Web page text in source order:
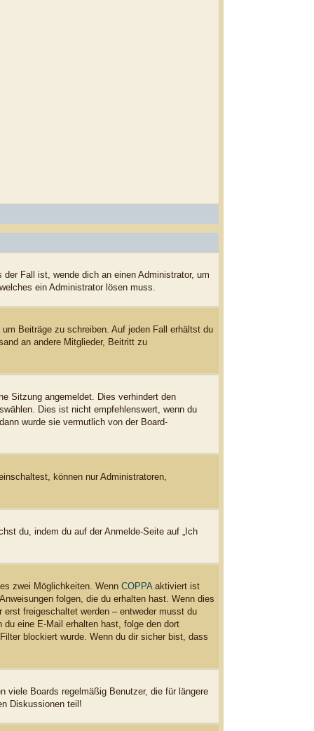
Fall ist, wende dich an einen Administrator, um
ein Administrator lösen muss.
Beiträge zu schreiben. Auf jeden Fall erhältst du
an andere Mitglieder, Beitritt zu
Sitzung angemeldet. Dies verhindert den
Dies ist nicht empfehlenswert, wenn du
wurde sie vermutlich von der Board-
können nur Administratoren,
du, indem du auf der Anmelde-Seite auf „Ich
zwei Möglichkeiten. WennCOPPAaktiviert ist
folgen, die du erhalten hast. Wenn dies
freigeschaltet werden – entweder musst du
eine E-Mail erhalten hast, folge den dort
blockiert wurde. Wenn du dir sicher bist, dass
viele Boards regelmäßig Benutzer, die für längere
Diskussionen teil!